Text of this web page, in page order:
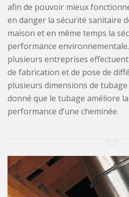
afin de pouvoir mieux
en danger la sécurité sanitaire
maison et en même temps la
performance environnementale.
plusieurs entreprises
de fabrication et de pose de
plusieurs dimensions de
donné que le tubage améliore
performance d’une cheminée.